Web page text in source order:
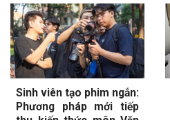
Sinh viên tạo phim ngắn:
Phương pháp mới tiếp